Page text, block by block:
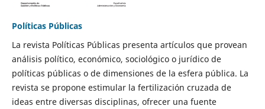
Políticas Públicas
La revista Políticas Públicas presenta artículos que provean
análisis político, económico, sociológico o jurídico de
políticas públicas o de dimensiones de la esfera pública. La
revista se propone estimular la fertilización cruzada de
ideas entre diversas disciplinas, ofrecer una fuente